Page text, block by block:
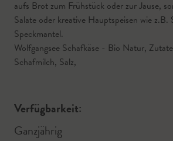
aufs Brot zum Frühstück oder zur Jause,
Salate oder kreative Hauptspeisen wie z.B.
Speckmantel.
Wolfgangsee Schafkäse - Bio Natur,
Schafmilch, Salz,
Verfügbarkeit:
Ganzjährig